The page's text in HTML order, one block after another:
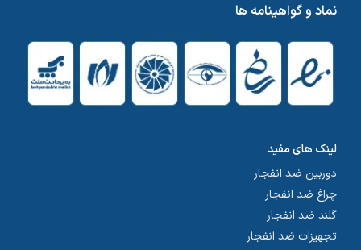
نماد و گواهینامه ها
لینک های مفید
دوربین ضد انفجار
چراغ ضد انفجار
گلند ضد انفجار
تجهیزات ضد انفجار